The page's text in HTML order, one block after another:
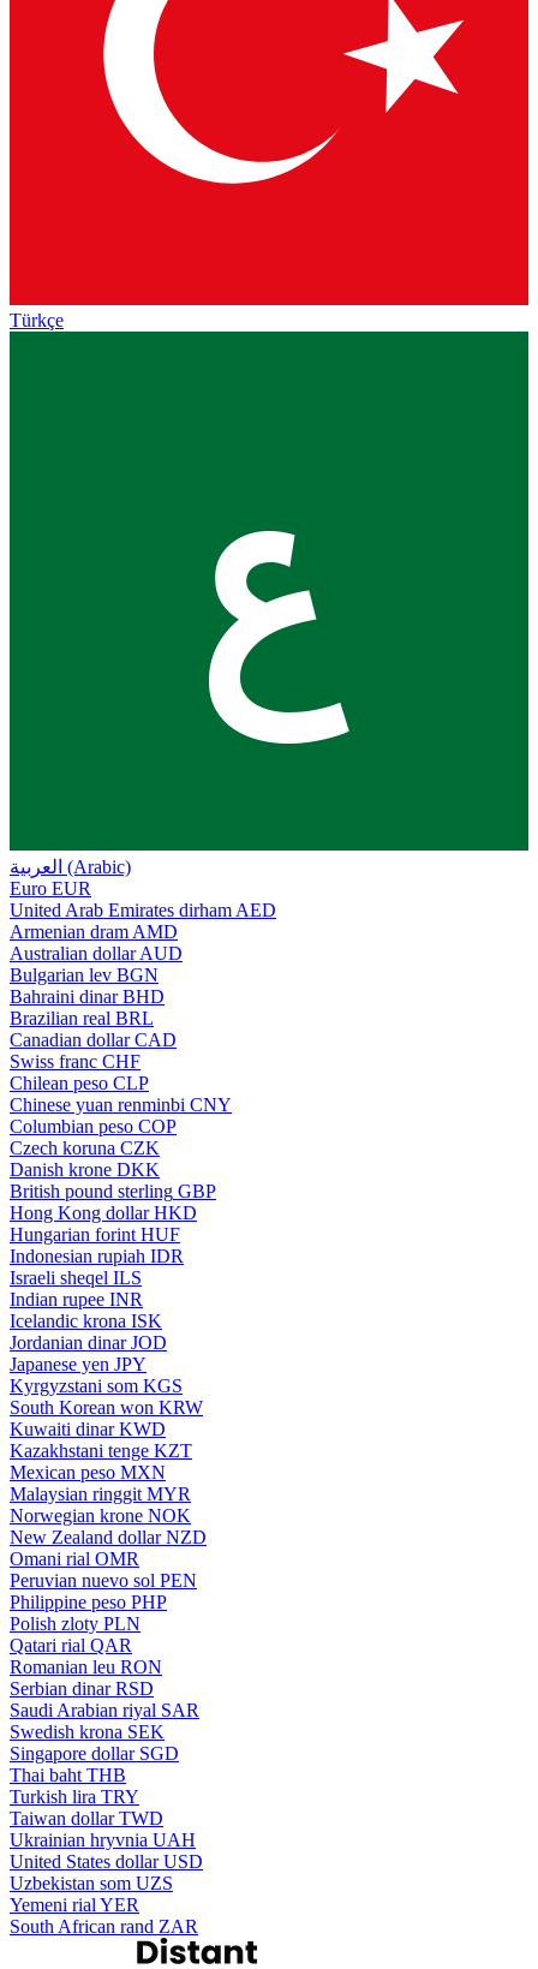
Türkçe
ع
العربية (Arabic)
Euro EUR
United Arab Emirates dirham AED
Armenian dram AMD
Australian dollar AUD
Bulgarian lev BGN
Bahraini dinar BHD
Brazilian real BRL
Canadian dollar CAD
Swiss franc CHF
Chilean peso CLP
Chinese yuan renminbi CNY
Columbian peso COP
Czech koruna CZK
Danish krone DKK
British pound sterling GBP
Hong Kong dollar HKD
Hungarian forint HUF
Indonesian rupiah IDR
Israeli sheqel ILS
Indian rupee INR
Icelandic krona ISK
Jordanian dinar JOD
Japanese yen JPY
Kyrgyzstani som KGS
South Korean won KRW
Kuwaiti dinar KWD
Kazakhstani tenge KZT
Mexican peso MXN
Malaysian ringgit MYR
Norwegian krone NOK
New Zealand dollar NZD
Omani rial OMR
Peruvian nuevo sol PEN
Philippine peso PHP
Polish zloty PLN
Qatari rial QAR
Romanian leu RON
Serbian dinar RSD
Saudi Arabian riyal SAR
Swedish krona SEK
Singapore dollar SGD
Thai baht THB
Turkish lira TRY
Taiwan dollar TWD
Ukrainian hryvnia UAH
United States dollar USD
Uzbekistan som UZS
Yemeni rial YER
South African rand ZAR